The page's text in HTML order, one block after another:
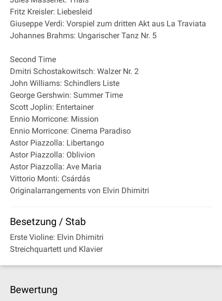
Fritz Kreisler: Liebesleid
Giuseppe Verdi: Vorspiel zum dritten Akt aus La Traviata
Johannes Brahms: Ungarischer Tanz Nr. 5
Second Time
Dmitri Schostakowitsch: Walzer Nr. 2
John Williams: Schindlers Liste
George Gershwin: Summer Time
Scott Joplin: Entertainer
Ennio Morricone: Mission
Ennio Morricone: Cinema Paradiso
Astor Piazzolla: Libertango
Astor Piazzolla: Oblivion
Astor Piazzolla: Ave Maria
Vittorio Monti: Csárdás
Originalarrangements von Elvin Dhimitri
Besetzung / Stab
Erste Violine: Elvin Dhimitri
Streichquartett und Klavier
Bewertung